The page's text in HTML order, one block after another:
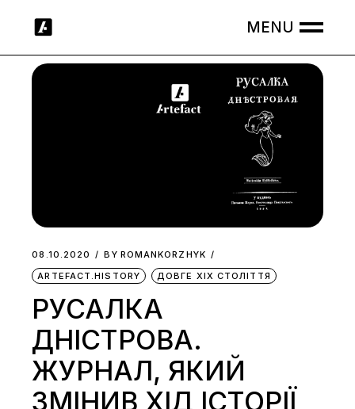
08.10.2020 BY ROMANKORZHYK
ARTEFACT.HISTORY
ДОВГЕ ХІХ СТОЛІТТЯ
РУСАЛКА
ДНІСТРОВА.
ЖУРНАЛ, ЯКИЙ
ЗМІНИВ ХІД ІСТОРІЇ